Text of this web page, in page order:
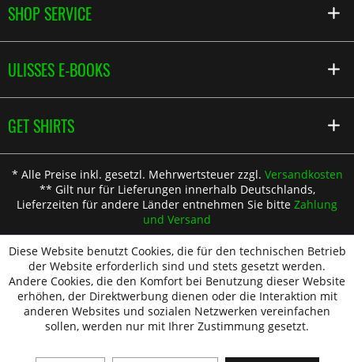
SHOP SERVICE
ULISSES E-BOOKS
GET SHIRTS
* Alle Preise inkl. gesetzl. Mehrwertsteuer zzgl. Versandkosten
** Gilt nur für Lieferungen innerhalb Deutschlands,
Lieferzeiten für andere Länder entnehmen Sie bitte Zahlung
und Versand
Diese Website benutzt Cookies, die für den technischen Betrieb
der Website erforderlich sind und stets gesetzt werden.
Andere Cookies, die den Komfort bei Benutzung dieser Website
erhöhen, der Direktwerbung dienen oder die Interaktion mit
anderen Websites und sozialen Netzwerken vereinfachen
sollen, werden nur mit Ihrer Zustimmung gesetzt.